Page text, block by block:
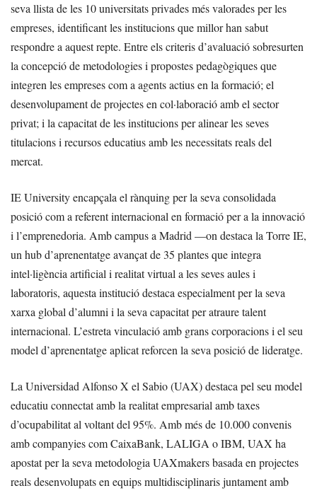
seva llista de les 10 universitats privades més valorades per les
empreses, identificant les institucions que millor han sabut
respondre a aquest repte. Entre els criteris d’avaluació sobresurten
la concepció de metodologies i propostes pedagògiques que
integren les empreses com a agents actius en la formació; el
desenvolupament de projectes en col·laboració amb el sector
privat; i la capacitat de les institucions per alinear les seves
titulacions i recursos educatius amb les necessitats reals del
mercat.
IE University encapçala el rànquing per la seva consolidada
posició com a referent internacional en formació per a la innovació
i l’emprenedoria. Amb campus a Madrid —on destaca la Torre IE,
un hub d’aprenentatge avançat de 35 plantes que integra
intel·ligència artificial i realitat virtual a les seves aules i
laboratoris, aquesta institució destaca especialment per la seva
xarxa global d’alumni i la seva capacitat per atraure talent
internacional. L’estreta vinculació amb grans corporacions i el seu
model d’aprenentatge aplicat reforcen la seva posició de lideratge.
La Universidad Alfonso X el Sabio (UAX) destaca pel seu model
educatiu connectat amb la realitat empresarial amb taxes
d’ocupabilitat al voltant del 95%. Amb més de 10.000 convenis
amb companyies com CaixaBank, LALIGA o IBM, UAX ha
apostat per la seva metodologia UAXmakers basada en projectes
reals desenvolupats en equips multidisciplinaris juntament amb